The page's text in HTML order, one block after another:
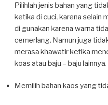
Pilihlah jenis bahan yang
ketika di cuci, karena selain
di gunakan karena warna
cemerlang. Namun juga
merasa khawatir ketika
koas atau baju – baju lainnya.
Memilih bahan kaos yang